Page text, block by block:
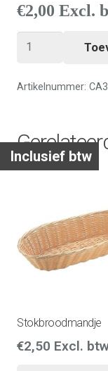
Inclusief btw
€2,00 Excl.
Hapjesplank
Artikelnummer:
Stokbroodmandje
€2,50 Excl.